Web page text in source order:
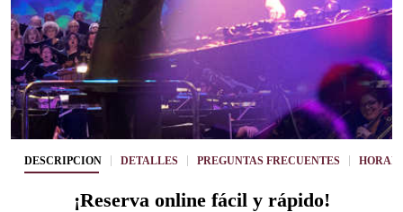
DESCRIPCIÓN DETALLES PREGUNTAS FRECUENTES
¡Reserva online fácil y rápido!